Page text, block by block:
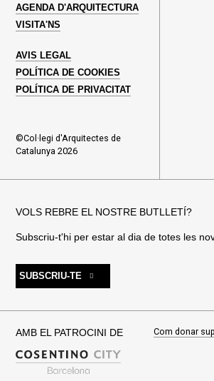
AGENDA D'ARQUITECTURA
VISITA'NS
AVIS LEGAL
POLÍTICA DE COOKIES
POLÍTICA DE PRIVACITAT
©Col·legi d'Arquitectes de
Catalunya 2026
VOLS REBRE EL NOSTRE BUTLLETÍ?
Subscriu-t'hi per estar al dia de totes les
SUBSCRIU-TE
AMB EL PATROCINI DE Com donar